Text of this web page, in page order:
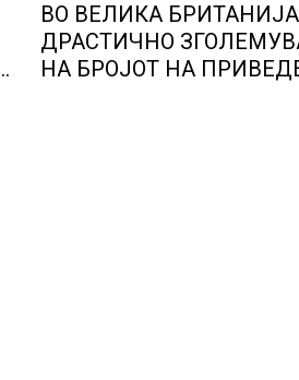
ВО ВЕЛИКА БРИТАНИЈА
ДРАСТИЧНО
НА БРОЈОТ НА